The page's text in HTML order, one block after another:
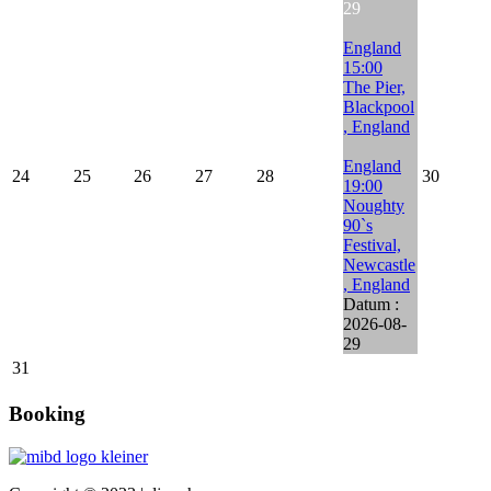
24 25 26 27 28
29
England
15:00
The Pier,
Blackpool
, England
England
19:00
Noughty
90`s
Festival,
Newcastle
, England
Datum :
2026-08-
29
30
31
Booking